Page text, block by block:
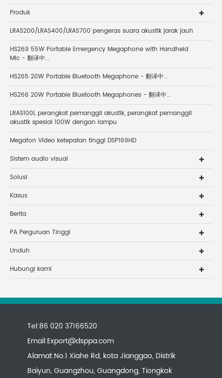
Produk
LRAS200/LRAS400/LRAS700 pengeras suara akustik jarak jauh
HS269 55W Portable Emergency Megaphone with Handheld
Mic - 翻译中...
HS265 20W Portable Bluetooth Megaphone - 翻译中...
HS266 20W Portable Bluetooth Megaphones - 翻译中...
LRAS100L perangkat pemanggil akustik, perangkat pemanggil
akustik spesial 100W dengan lampu
Megafon Video ketepatan tinggi DSP169HD
Sistem audio visual
Solusi
Kasus
Berita
PA Perguruan Tinggi
Unduh
Hubungi kami
Tel:86 020 37166520
Email:Export@dsppa.com
Alamat:No.1 Xiahe Rd, kota Jianggao, Distrik
Baiyun, Guangzhou, Guangdong, Tiongkok